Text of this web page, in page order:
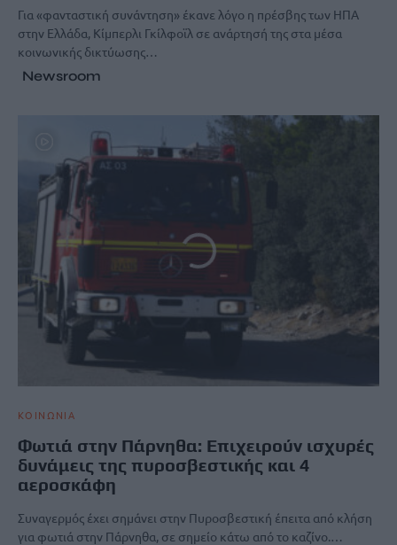
Για «φανταστική συνάντηση» έκανε λόγο η πρέσβης των ΗΠΑ
στην Ελλάδα, Κίμπερλι Γκίλφοϊλ σε ανάρτησή της στα μέσα
κοινωνικής δικτύωσης…
Newsroom
ΚΟΙΝΩΝΙΑ
Φωτιά στην Πάρνηθα: Επιχειρούν ισχυρές
δυνάμεις της πυροσβεστικής και 4
αεροσκάφη
Συναγερμός έχει σημάνει στην Πυροσβεστική έπειτα από κλήση
για φωτιά στην Πάρνηθα, σε σημείο κάτω από το καζίνο.…